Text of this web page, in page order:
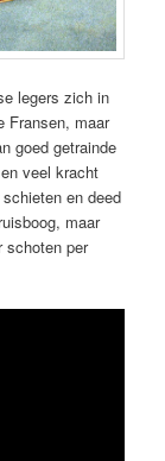
legers zich in
Fransen, maar
goed getrainde
veel kracht
en deed
maar
schoten per